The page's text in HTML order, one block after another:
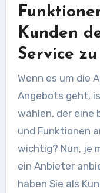
Kunden
Service
Wenn es um die
Angebots geht,
wählen, der eine
und Funktionen
wichtig? Nun, je
ein Anbieter
haben Sie als